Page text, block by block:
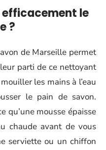
le
?
de Marseille permet
parti de ce nettoyant
les mains à l’eau
le pain de savon.
qu’une mousse épaisse
chaude avant de vous
serviette ou un chiffon